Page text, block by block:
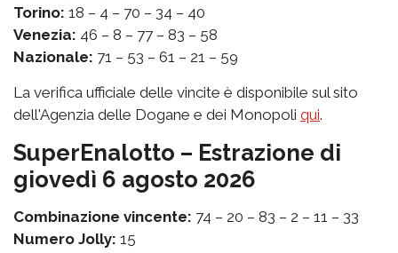
Torino: 18 – 4 – 70 – 34 – 40
Venezia: 46 – 8 – 77 – 83 – 58
Nazionale: 71 – 53 – 61 – 21 – 59
La verifica ufficiale delle vincite è disponibile sul sito
dell'Agenzia delle Dogane e dei Monopoli qui.
SuperEnalotto – Estrazione di
giovedì 6 agosto 2026
Combinazione vincente: 74 – 20 – 83 – 2 – 11 – 33
Numero Jolly: 15